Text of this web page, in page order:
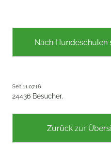
Nach Hundeschulen
Seit 11.07.16
24436 Besucher.
Zurück zur